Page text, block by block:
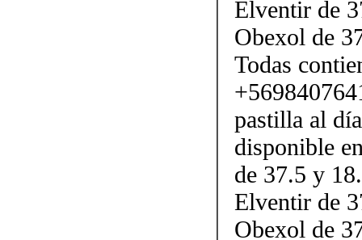
Elventir de
Obexol de
Todas
pastilla al
disponible
de 37.5 y
Elventir de
Obexol de